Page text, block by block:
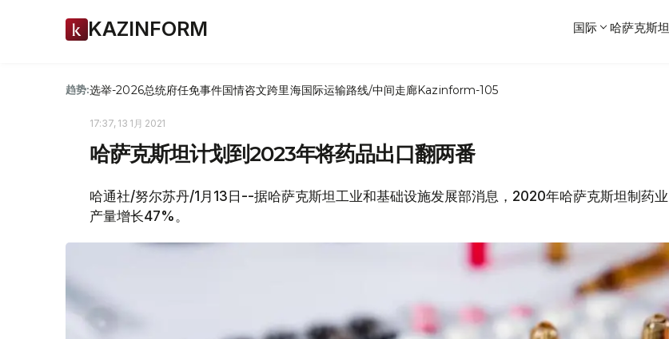
KAZINFORM 国际 哈萨克斯坦
趋势:选举-2026总统府任免事件国情咨文跨里海国际运输路线/中间走廊Kazinform-105
17:37, 13 1月 2021
哈萨克斯坦计划到2023年将药品出口翻两番
哈通社/努尔苏丹/1月13日--据哈萨克斯坦工业和基础设施发展部消息，2020年哈萨克斯坦制药业
产量增长47%。